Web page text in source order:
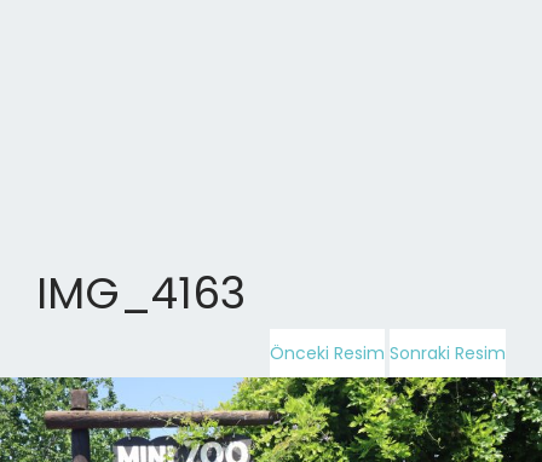
IMG_4163
Önceki Resim Sonraki Resim